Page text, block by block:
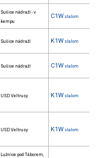
Sušice nádraží - v
kempu
C1W slalom
Sušice nádraží K1W slalom
Sušice nádraží C1W slalom
USD Veltrusy K1W slalom
USD Veltrusy K1W slalom
Lužnice pod Táborem,